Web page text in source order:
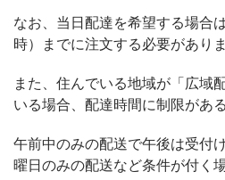
なお、当日配達を希望する場合
時）までに注文する必要があり
また、住んでいる地域が「広域
いる場合、配達時間に制限があ
午前中のみの配送で午後は受付
曜日のみの配送など条件が付く